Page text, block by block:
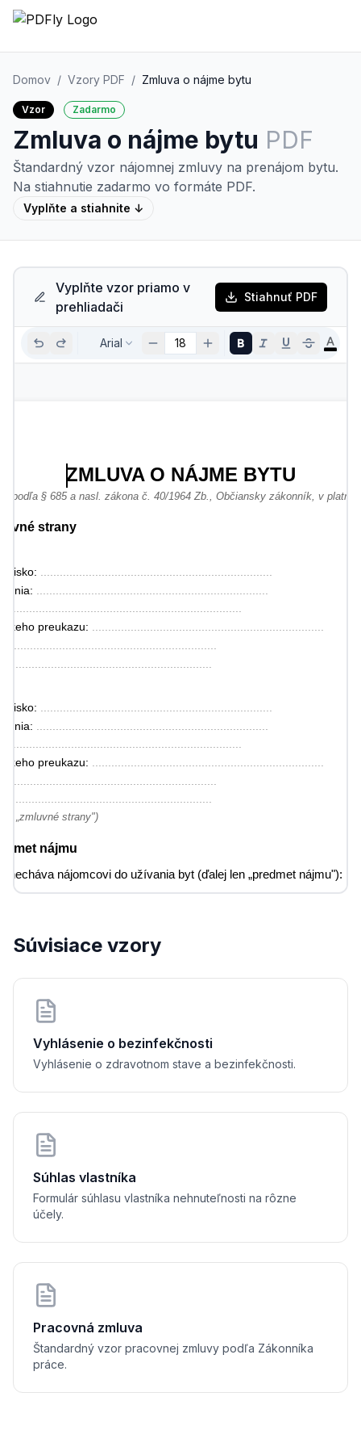
Domov / Vzory PDF / Zmluva o nájme bytu
Vzor Zadarmo
Zmluva o nájme bytu PDF
Štandardný vzor nájomnej zmluvy na prenájom bytu.
Na stiahnutie zadarmo vo formáte PDF.
Vyplňte a stiahnite ↓
Vyplňte vzor priamo v
prehliadači
Stiahnuť PDF
Arial 18
ZMLUVA O NÁJME BYTU
podľa § 685 a nasl. zákona č. 40/1964 Zb., Občiansky zákonník, v
strany
........................................................................
preukazu:
........................................................................
preukazu:
„zmluvné strany")
nájmu
nájomcovi do užívania byt (ďalej len „predmet nájmu"):
........................................................................
(m²): ........................................................................
vrátane vybavenia uvedeného v odovzdávacom protokole,
tejto zmluvy.
výhradne na účel bývania nájomcu a členov jeho domácnosti.
nájmu
na dobu:
............................ do ............................
s účinnosťou od ............................
a úhrady za služby
sa dohodli na nasledujúcich platbách:
platba: ........................................................................
Súvisiace vzory
Vyhlásenie o bezinfekčnosti
Vyhlásenie o zdravotnom stave a bezinfekčnosti.
Súhlas vlastníka
Formulár súhlasu vlastníka nehnuteľnosti na rôzne
účely.
Pracovná zmluva
Štandardný vzor pracovnej zmluvy podľa Zákonníka
práce.